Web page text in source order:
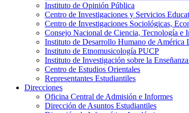
Instituto de Opinión Pública
Centro de Investigaciones y Servicios
Centro de Investigaciones Sociológicas,
Consejo Nacional de Ciencia, Tecnología
Instituto de Desarrollo Humano de
Instituto de Etnomusicología PUCP
Instituto de Investigación sobre la
Centro de Estudios Orientales
Representantes Estudiantiles
Direcciones
Oficina Central de Admisión e Informes
Dirección de Asuntos Estudiantiles